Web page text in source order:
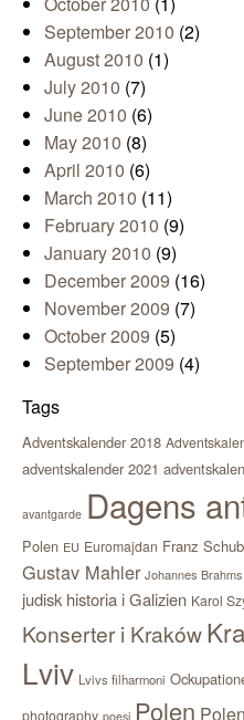
September 2010 (2)
August 2010 (1)
July 2010 (7)
June 2010 (6)
May 2010 (8)
April 2010 (6)
March 2010 (11)
February 2010 (9)
January 2010 (9)
December 2009 (16)
November 2009 (7)
October 2009 (5)
September 2009 (4)
Tags
Adventskalender 2018
adventskalender 2021
avantgarde Dagens
Polen EU Euromajdan Franz
Gustav Mahler Johannes Brahms
judisk historia i Galizien Karol
Konserter i Kraków
Lviv Lvivs filharmoni
photography poesi Polen